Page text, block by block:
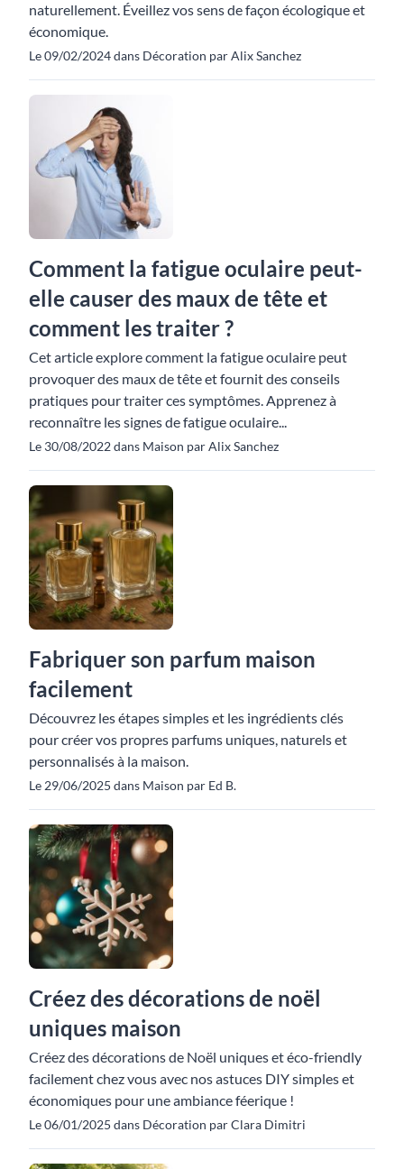
naturellement. Éveillez vos sens de façon écologique et
économique.
Le 09/02/2024 dans Décoration par Alix Sanchez
Comment la fatigue oculaire peut-
elle causer des maux de tête et
comment les traiter ?
Cet article explore comment la fatigue oculaire peut
provoquer des maux de tête et fournit des conseils
pratiques pour traiter ces symptômes. Apprenez à
reconnaître les signes de fatigue oculaire...
Le 30/08/2022 dans Maison par Alix Sanchez
Fabriquer son parfum maison
facilement
Découvrez les étapes simples et les ingrédients clés
pour créer vos propres parfums uniques, naturels et
personnalisés à la maison.
Le 29/06/2025 dans Maison par Ed B.
Créez des décorations de noël
uniques maison
Créez des décorations de Noël uniques et éco-friendly
facilement chez vous avec nos astuces DIY simples et
économiques pour une ambiance féerique !
Le 06/01/2025 dans Décoration par Clara Dimitri